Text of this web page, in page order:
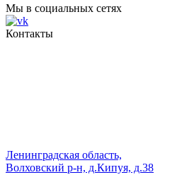
Мы в социальных сетях
Контакты
Ленинградская область,
Волховский р-н, д.Кипуя, д.38